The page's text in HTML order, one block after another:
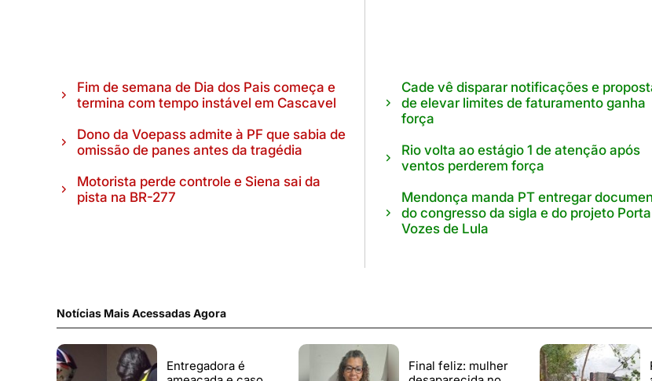
Fim de semana de Dia dos Pais começa e
termina com tempo instável em Cascavel
Dono da Voepass admite à PF que sabia de
omissão de panes antes da tragédia
Motorista perde controle e Siena sai da
pista na BR-277
Cade vê disparar notificações e
de elevar limites de faturamento ganha
força
Rio volta ao estágio 1 de atenção após
ventos perderem força
Mendonça manda PT entregar
do congresso da sigla e do projeto
Vozes de Lula
Notícias Mais Acessadas Agora
Entregadora é
Final feliz: mulher